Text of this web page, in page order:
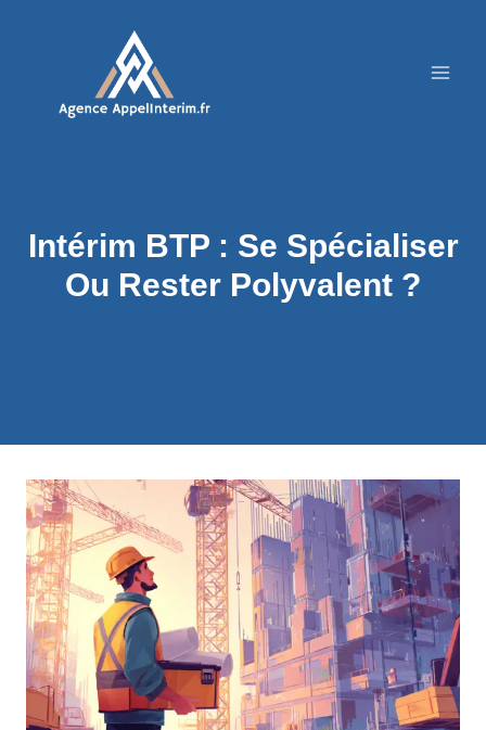
Intérim BTP : Se Spécialiser
Ou Rester Polyvalent ?